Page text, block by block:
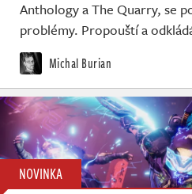
Anthology a The Quarry, se
problémy. Propouští a
Michal Burian
NOVINKA